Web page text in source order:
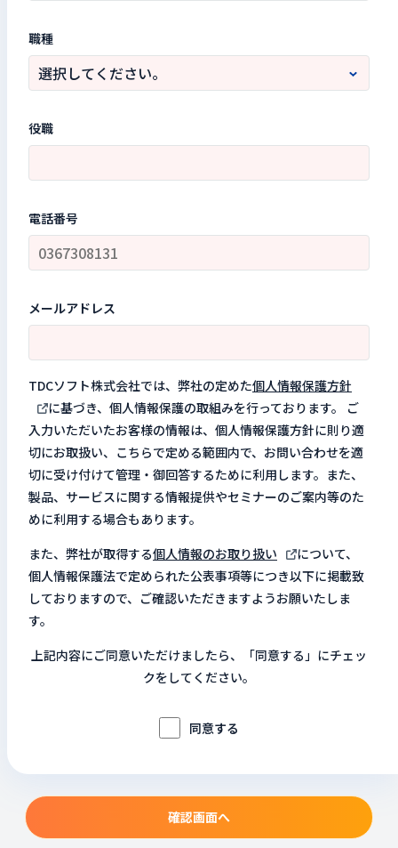
職種
役職
電話番号
メールアドレス
TDCソフト株式会社では、弊社の定めた個人情報保護方針
に基づき、個人情報保護の取組みを行っております。 ご
入力いただいたお客様の情報は、個人情報保護方針に則り適
切にお取扱い、こちらで定める範囲内で、お問い合わせを適
切に受け付けて管理・御回答するために利用します。また、
製品、サービスに関する情報提供やセミナーのご案内等のた
めに利用する場合もあります。
また、弊社が取得する個人情報のお取り扱い
について、
個人情報保護法で定められた公表事項等につき以下に掲載致
しておりますので、ご確認いただきますようお願いたしま
す。
上記内容にご同意いただけましたら、「同意する」にチェッ
クをしてください。
同意する
確認画面へ